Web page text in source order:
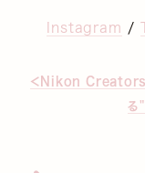
Instagram /
＜Nikon Creators
る"